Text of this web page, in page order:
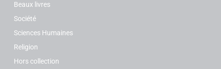
Beaux livres
Société
Sciences Humaines
Religion
Hors collection